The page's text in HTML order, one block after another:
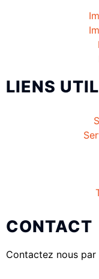
LIENS
CONTACT
Contactez nous